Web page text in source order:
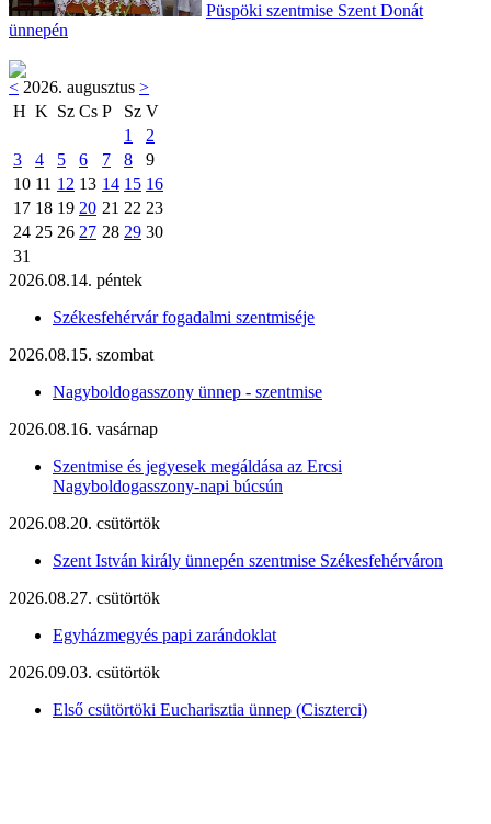
Püspöki szentmise Szent Donát
ünnepén
< 2026. augusztus >
H K Sz Cs P Sz V
1
2
3
4 5 6 7 8
9
10 11 12 13 14 15 16
17 18 19 20 21 22 23
24 25 26 27 28 29 30
31
2026.08.14. péntek
Székesfehérvár fogadalmi szentmiséje
2026.08.15. szombat
Nagyboldogasszony ünnep - szentmise
2026.08.16. vasárnap
Szentmise és jegyesek megáldása az Ercsi
Nagyboldogasszony-napi búcsún
2026.08.20. csütörtök
Szent István király ünnepén szentmise Székesfehérváron
2026.08.27. csütörtök
Egyházmegyés papi zarándoklat
2026.09.03. csütörtök
Első csütörtöki Eucharisztia ünnep (Ciszterci)